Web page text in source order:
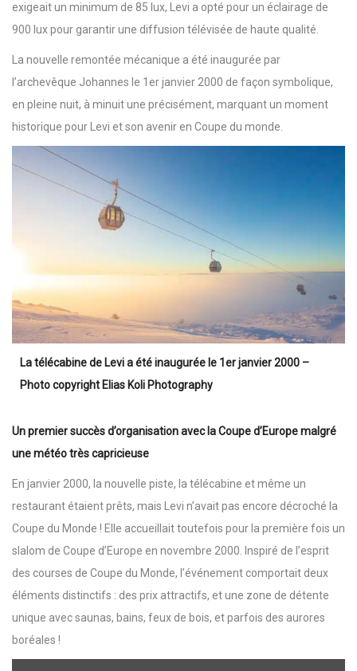
exigeait un minimum de 85 lux, Levi a opté pour un éclairage de
900 lux pour garantir une diffusion télévisée de haute qualité.
La nouvelle remontée mécanique a été inaugurée par
l’archevêque Johannes le 1er janvier 2000 de façon symbolique,
en pleine nuit, à minuit une précisément, marquant un moment
historique pour Levi et son avenir en Coupe du monde.
La télécabine de Levi a été inaugurée le 1er janvier 2000 –
Photo copyright Elias Koli Photography
Un premier succès d’organisation avec la Coupe d’Europe malgré
une météo très capricieuse
En janvier 2000, la nouvelle piste, la télécabine et même un
restaurant étaient prêts, mais Levi n’avait pas encore décroché la
Coupe du Monde ! Elle accueillait toutefois pour la première fois un
slalom de Coupe d’Europe en novembre 2000. Inspiré de l’esprit
des courses de Coupe du Monde, l’événement comportait deux
éléments distinctifs : des prix attractifs, et une zone de détente
unique avec saunas, bains, feux de bois, et parfois des aurores
boréales !